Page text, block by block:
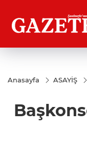
Anasayfa ASAYİŞ